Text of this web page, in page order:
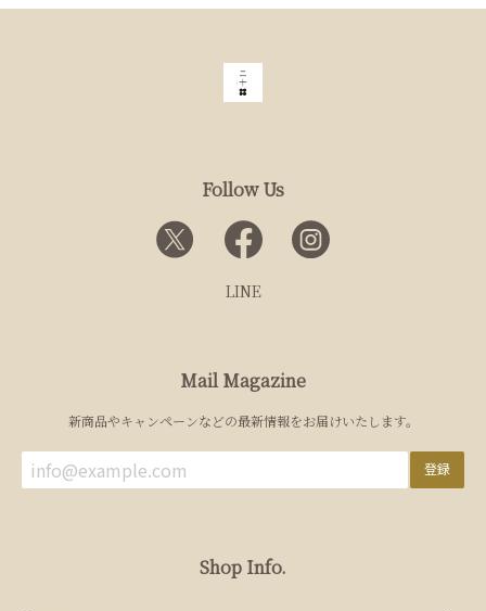
Follow Us
LINE
Mail Magazine
新商品やキャンペーンなどの最新情報をお届けいたします。
登録
Shop Info.